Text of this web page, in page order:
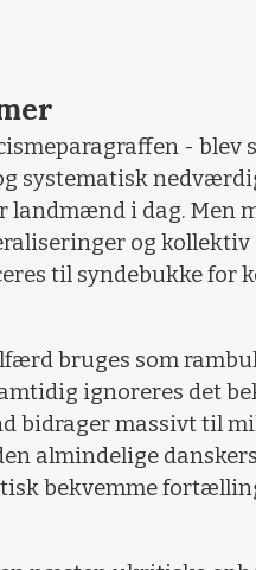
- blev
systematisk
landmænd i dag. Men
og
til syndebukke for
bruges som
ignoreres det
bidrager massivt til
almindelige
bekvemme